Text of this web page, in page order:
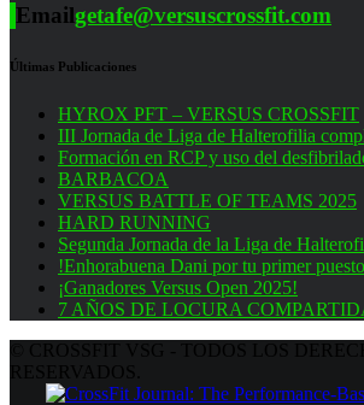
Emailgetafe@versuscrossfit.com
Últimas Publicaciones
HYROX PFT – VERSUS CROSSFIT
III Jornada de Liga de Halterofilia
Formación en RCP y uso del
BARBACOA
VERSUS BATTLE OF TEAMS 2025
HARD RUNNING
Segunda Jornada de la Liga de
!Enhorabuena Dani por tu primer
¡Ganadores Versus Open 2025!
7 AÑOS DE LOCURA